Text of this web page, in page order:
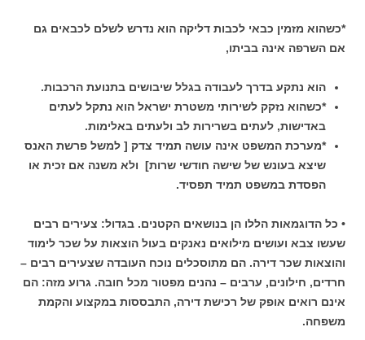
*כשהוא מזמין כבאי לכבות דליקה הוא נדרש לשלם לכבאים גם
אם השרפה אינה בביתו,
הוא נתקע בדרך לעבודה בגלל שיבושים בתנועת הרכבות.
*כשהוא נזקק לשירותי משטרת ישראל הוא נתקל לעתים
באדישות, לעתים בשרירות לב ולעתים באלימות.
*מערכת המשפט אינה עושה תמיד צדק [ למשל פרשת האנס
שיצא בעונש של שישה חודשי שרות] ולא משנה אם זכית או
הפסדת במשפט תמיד תפסיד.
• כל הדוגמאות הללו הן בנושאים הקטנים. בגדול: צעירים רבים
שעשו צבא ועושים מילואים נאנקים בעול הוצאות על שכר לימוד
והוצאות שכר דירה. הם מתוסכלים נוכח העובדה שצעירים רבים –
חרדים, חילונים, ערבים – נהנים מפטור מכל חובה. גרוע מזה: הם
אינם רואים אופק של רכישת דירה, התבססות במקצוע והקמת
משפחה.